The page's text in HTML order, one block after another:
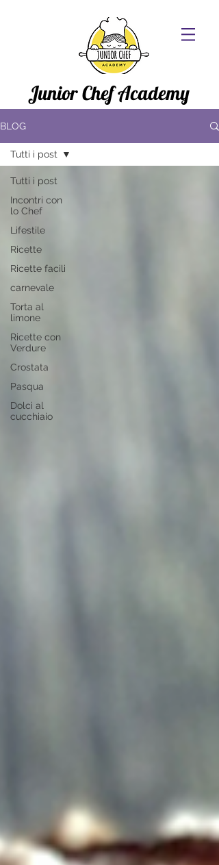
Junior Chef Academy
BLOG
Tutti i post
Incontri con
lo Chef
Lifestile
Ricette
Ricette facili
carnevale
Torta al
limone
Ricette con
Verdure
Crostata
Pasqua
Dolci al
cucchiaio
Tutti i post